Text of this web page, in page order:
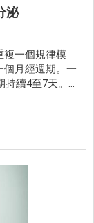
泌
複一個規律模
個月經週期。一
續4至7天。那
夫婦能透過計
女性也可以透